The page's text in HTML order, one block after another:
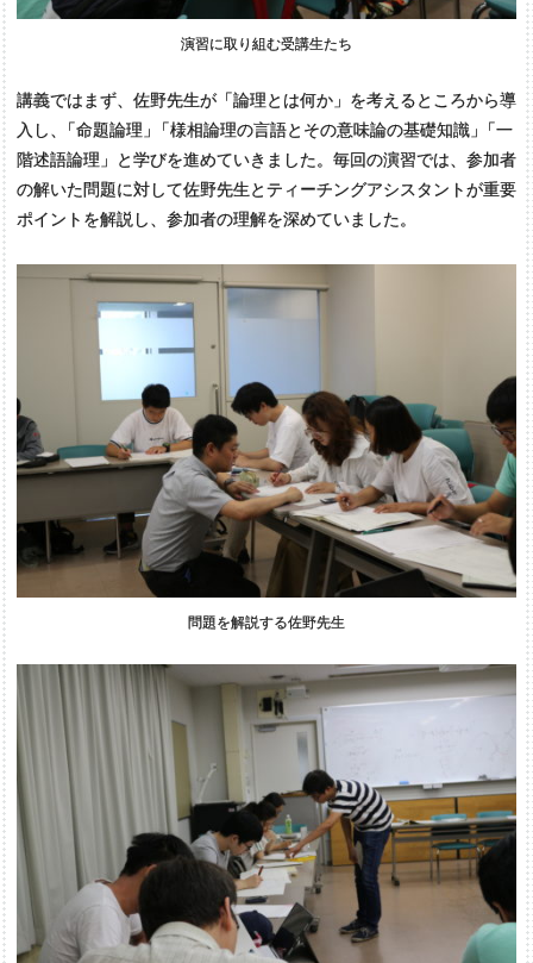
演習に取り組む受講生たち
講義ではまず、佐野先生が「論理とは何か」を考えるところから導
入し、 「命題論理 」 「様相論理の言語とその意味論の基礎知識」
「一
階述語論理」と学びを進めていきました。毎回の演習では、参加者
の解いた問題に対して佐野先生とティーチングアシスタントが重要
ポイントを解説し、参加者の理解を深めていました。
問題を解説する佐野先生